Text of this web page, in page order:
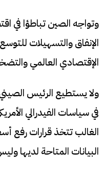
وتواجه الصين تباطؤا في
الإنفاق والتسهيلات للتوسع
الإقتصادي العالمي
ولا يستطيع الرئيس
في سياسات الفيدرالي
الغالب تتخذ قرارات رفع
البيانات المتاحة لديها